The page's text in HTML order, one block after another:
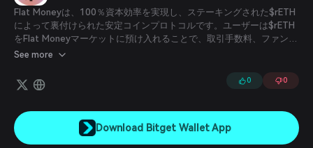
Español
Português (Brasil)
Español (Argentina)
Flat Moneyは、100％資本効率を実現し、ステーキングされた$rETH
によって裏付けられた安定コインプロトコルです。ユーザーは$rETH
をFlat Moneyマーケットに預け入れることで、取引手数料、ファンデ
ィングレート手数料、そして永久先物市場からの清算手数料を獲得す
See more
0 0
Download Bitget Wallet App